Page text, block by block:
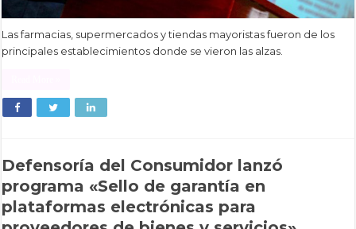
Las farmacias, supermercados y tiendas mayoristas fueron de los
principales establecimientos donde se vieron las alzas.
Defensoría del Consumidor lanzó
programa «Sello de garantía en
plataformas electrónicas para